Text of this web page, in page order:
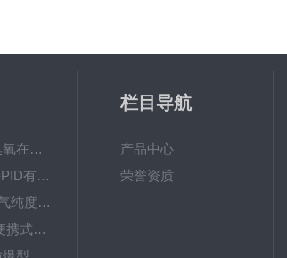
ADT800W-O3臭氧在线检测仪器
ADT800-TVOC-PID有机物挥发性气体TVOC在线监测仪
ADT600Y-N2氮气纯度测试仪
ADT700J-NH3便携式氨气检测仪哪家好
栏目导航
产品中心
荣誉资质